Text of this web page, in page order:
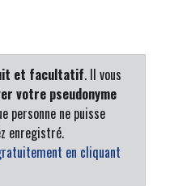
et facultatif. Il vous
votre pseudonyme
personne ne puisse
enregistré.
en cliquant